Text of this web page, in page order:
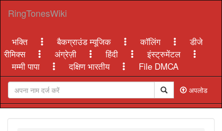
RingTonesWiki
भक्ति बैकग्राउंड म्यूजिक कॉलिंग
डीजे
रीमिक्स
अंग्रेज़ी हिंदी
इंस्ट्रुमेंटल
मम्मी पापा
दक्षिण भारतीय File DMCA
अपलोड